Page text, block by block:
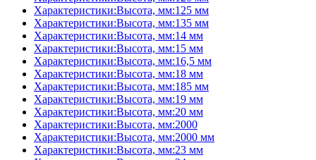
Характеристики:Высота, мм:125 мм
Характеристики:Высота, мм:135 мм
Характеристики:Высота, мм:14 мм
Характеристики:Высота, мм:15 мм
Характеристики:Высота, мм:16,5 мм
Характеристики:Высота, мм:18 мм
Характеристики:Высота, мм:185 мм
Характеристики:Высота, мм:19 мм
Характеристики:Высота, мм:20 мм
Характеристики:Высота, мм:2000
Характеристики:Высота, мм:2000 мм
Характеристики:Высота, мм:23 мм